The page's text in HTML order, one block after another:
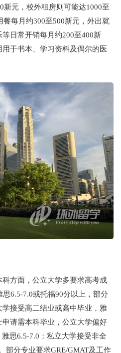
新元，校外租房则可能达1000至
餐每月约300至500新元，外出就
日常开销每月约200至400新
于书本、学习资料及偶尔的医
方面，公立大学多要求高考成
6.5-7.0或托福90分以上，部分
接受高二结业或高中毕业，雅
请需本科毕业，公立大学偏好
思6.5-7.0；私立大学接受非全
部分专业要求GRE/GMAT及工作